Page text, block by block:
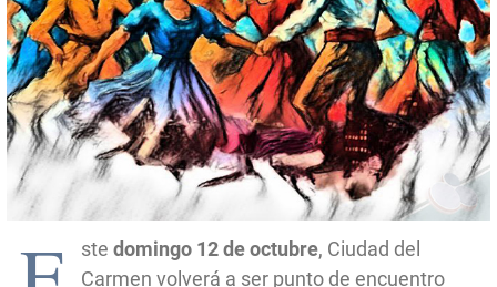
ste domingo 12 de octubre, Ciudad del
Carmen volverá a ser punto de encuentro